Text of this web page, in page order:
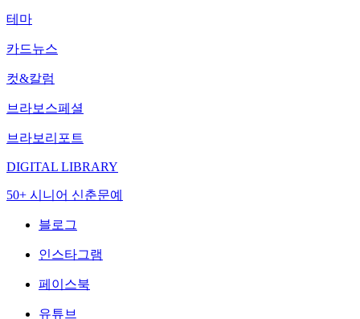
테마
카드뉴스
컷&칼럼
브라보스페셜
브라보리포트
DIGITAL LIBRARY
50+ 시니어 신춘문예
블로그
인스타그램
페이스북
유튜브